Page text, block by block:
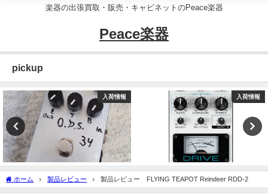
楽器の出張買取・販売・キャビネットのPeace楽器
Peace楽器
pickup
入荷情報 入荷情報
ホーム 製品レビュー 製品レビュー FLYING TEAPOT Reindeer RDD-2